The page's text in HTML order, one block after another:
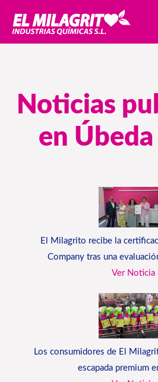
Noticias
en
El Milagrito recibe la
Company tras una
Ver Noticia
Los consumidores de El
escapada premium